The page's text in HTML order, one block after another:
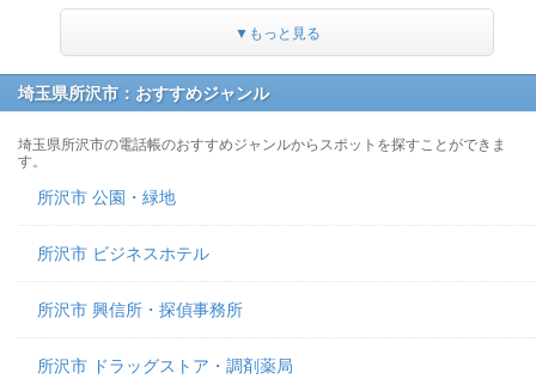
▼もっと見る
埼玉県所沢市：おすすめジャンル
埼玉県所沢市の電話帳のおすすめジャンルからスポットを探すことができま
す。
所沢市 公園・緑地
所沢市 ビジネスホテル
所沢市 興信所・探偵事務所
所沢市 ドラッグストア・調剤薬局